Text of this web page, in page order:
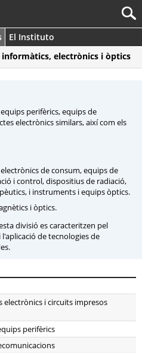
El Instituto
electrònics i òptics
perifèrics, equips de
electrònics similars, així com els
de consum, equips de
i control, dispositius de radiació,
i instruments i equips òptics.
i òptics.
divisió es caracteritzen pel
de tecnologies de
electrònics i circuits impresos
perifèrics